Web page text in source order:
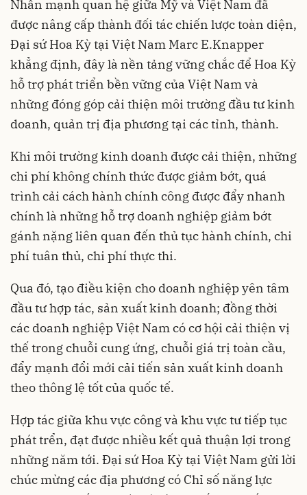
Nhấn mạnh quan hệ giữa Mỹ và Việt Nam đã
được nâng cấp thành đối tác chiến lược toàn diện,
Đại sứ Hoa Kỳ tại Việt Nam Marc E.Knapper
khẳng định, đây là nền tảng vững chắc để Hoa Kỳ
hỗ trợ phát triển bền vững của Việt Nam và
những đóng góp cải thiện môi trường đầu tư kinh
doanh, quản trị địa phương tại các tỉnh, thành.
Khi môi trường kinh doanh được cải thiện, những
chi phí không chính thức được giảm bớt, quá
trình cải cách hành chính công được đẩy nhanh
chính là những hỗ trợ doanh nghiệp giảm bớt
gánh nặng liên quan đến thủ tục hành chính, chi
phí tuân thủ, chi phí thực thi.
Qua đó, tạo điều kiện cho doanh nghiệp yên tâm
đầu tư hợp tác, sản xuất kinh doanh; đồng thời
các doanh nghiệp Việt Nam có cơ hội cải thiện vị
thế trong chuỗi cung ứng, chuỗi giá trị toàn cầu,
đẩy mạnh đổi mới cải tiến sản xuất kinh doanh
theo thông lệ tốt của quốc tế.
Hợp tác giữa khu vực công và khu vực tư tiếp tục
phát trển, đạt được nhiều kết quả thuận lợi trong
những năm tới. Đại sứ Hoa Kỳ tại Việt Nam gửi lời
chúc mừng các địa phương có Chỉ số năng lực